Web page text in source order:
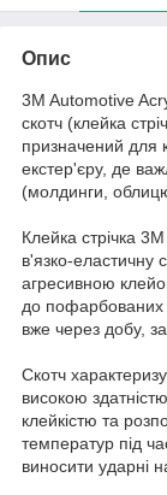
Опис
3M Automotive
скотч (клейка
призначений для
екстер'єру, де
(молдинги,
Клейка стрічка
в'язко-еластичну
агресивною
до пофарбованих
вже через добу,
Скотч
високою
клейкістю та
температур під
виносити ударні